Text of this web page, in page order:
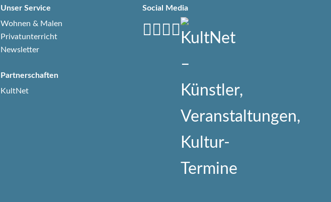
Unser Service
Wohnen & Malen
Privatunterricht
Newsletter
Partnerschaften
KultNet
Social Media